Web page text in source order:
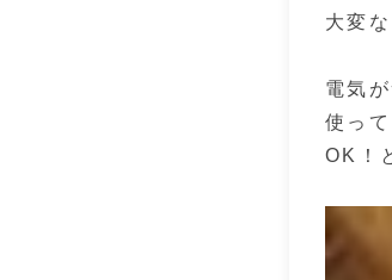
大変
電気
使っ
OK！